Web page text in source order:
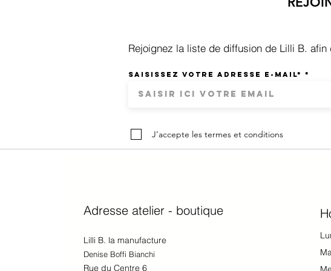
Rejoignez la liste de diffusion de Lilli B.
Saisissez votre adresse e-mail*
J’accepte les termes et conditions
Adresse atelier - boutique
Lilli B. la manufacture
Denise Boffi Bianchi
Rue du Centre 6